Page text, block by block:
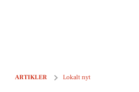
ARTIKLER Lokalt nyt
Redningsøvelse i Grenaa havn redder